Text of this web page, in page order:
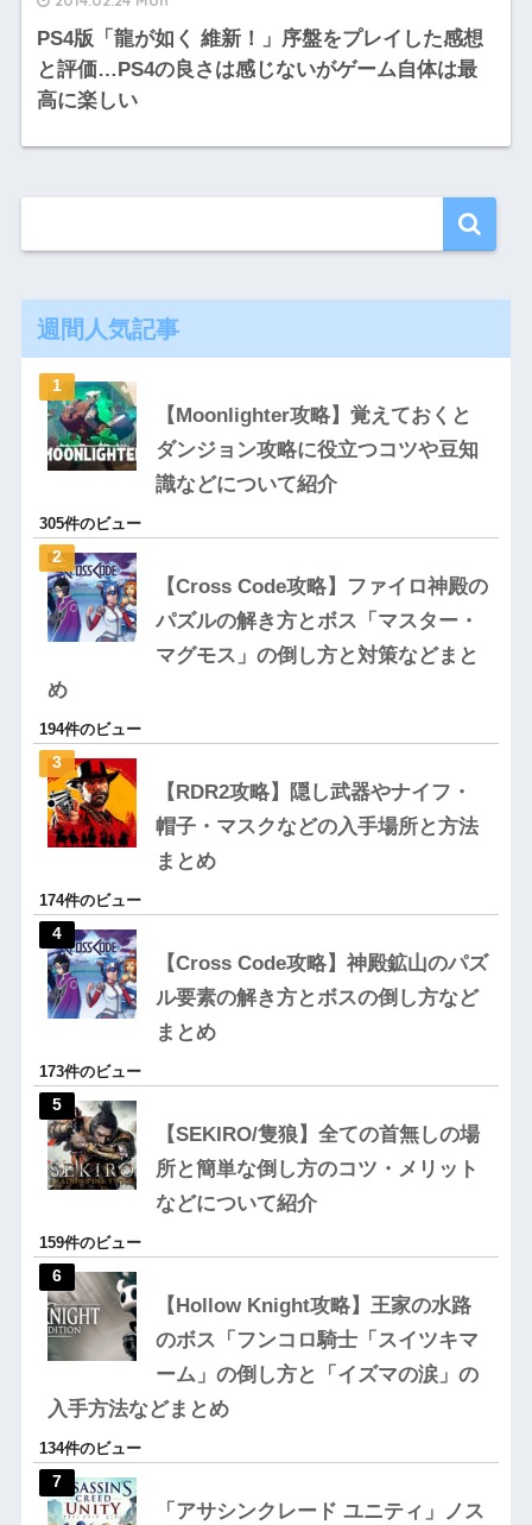
PS4版「龍が如く 維新！」序盤をプレイした感想
と評価…PS4の良さは感じないがゲーム自体は最
高に楽しい
週間人気記事
【Moonlighter攻略】覚えておくと
ダンジョン攻略に役立つコツや豆知
識などについて紹介
305件のビュー
【Cross Code攻略】ファイロ神殿の
パズルの解き方とボス「マスター・
マグモス」の倒し方と対策などまと
め
194件のビュー
【RDR2攻略】隠し武器やナイフ・
帽子・マスクなどの入手場所と方法
まとめ
174件のビュー
【Cross Code攻略】神殿鉱山のパズ
ル要素の解き方とボスの倒し方など
まとめ
173件のビュー
【SEKIRO/隻狼】全ての首無しの場
所と簡単な倒し方のコツ・メリット
などについて紹介
159件のビュー
【Hollow Knight攻略】王家の水路
のボス「フンコロ騎士「スイツキマ
ーム」の倒し方と「イズマの涙」の
入手方法などまとめ
134件のビュー
「アサシンクレード ユニティ」ノス